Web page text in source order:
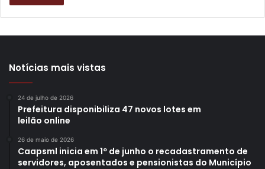
Notícias mais vistas
24 de julho de 2026
Prefeitura disponibiliza 47 novos lotes em
leilão online
26 de maio de 2026
Caapsml inicia em 1º de junho o recadastramento de
servidores, aposentados e pensionistas do Município